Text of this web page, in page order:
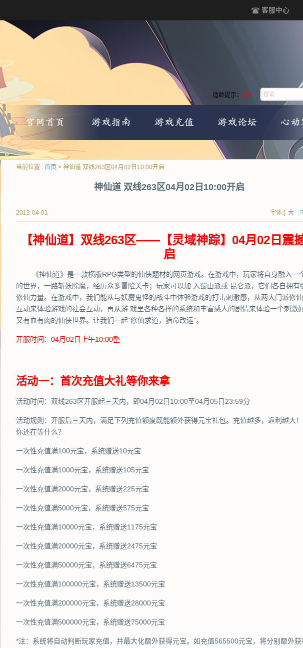
客服中心
适龄提示： 12+
多玩
游一游
游侠网页游戏
开服网
斗蟹网页游戏
当前位置 : 首页 > 神仙道 双线263区04月02日10:00开启
神仙道 双线263区04月02日10:00开启
2012-04-01 字体:[ 大
【神仙道】双线263区——【灵域神踪】04月02日震
启
《神仙道》是一款横版RPG类型的仙侠题材的网页游戏。在游戏中，玩家将自身融入一
的世界，一路斩妖除魔，经历众多冒险关卡；玩家可以加 入蜀山派或 昆仑派，它们各自拥有
修仙力量。在游戏中，我们能从与妖魔鬼怪的战斗中体验游戏的打击刺激感，从两大门派修
互动来体验游戏的社会互动，再从游 戏里各种各样的系统和丰富感人的剧情来体验一个刺激
又有血有肉的仙侠世界。让我们一起“修仙求道，猎命改运”。
开服时间：04月02日上午10:00整
活动一：首次充值大礼等你来拿
活动时间：双线263区开服起三天内，即04月02日10:00至04月05日23:59分
活动规则：开服后三天内，满足下列充值额度既能额外获得元宝礼包。充值越多，返利越大！
你还在等什么？
一次性充值满100元宝，系统赠送10元宝
一次性充值满1000元宝，系统赠送105元宝
一次性充值满2000元宝，系统赠送225元宝
一次性充值满5000元宝，系统赠送575元宝
一次性充值满10000元宝，系统赠送1175元宝
一次性充值满20000元宝，系统赠送2475元宝
一次性充值满50000元宝，系统赠送6475元宝
一次性充值满100000元宝，系统赠送13500元宝
一次性充值满200000元宝，系统赠送28000元宝
一次性充值满500000元宝，系统赠送75000元宝
*注：系统将自动判断玩家充值，并最大化额外获得元宝。如充值565500元宝，将分别额外获